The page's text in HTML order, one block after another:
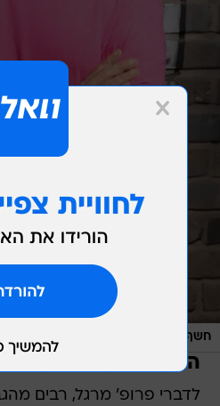
חשף שחלה בסרטן הערמונית. השך
הפחד מבדיקות שייך
לדברי פרופ' מרגל, רבים